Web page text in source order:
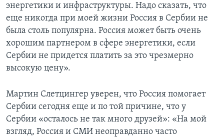
энергетики и инфраструктуры. Надо сказать, что
еще никогда при моей жизни Россия в Сербии не
была столь популярна. Россия может быть очень
хорошим партнером в сфере энергетики, если
Сербии не придется платить за это чрезмерно
высокую цену».
Мартин Слетцингер уверен, что Россия помогает
Сербии сегодня еще и по той причине, что у
Сербии «осталось не так много друзей»: «На мой
взгляд, Россия и СМИ неоправданно часто